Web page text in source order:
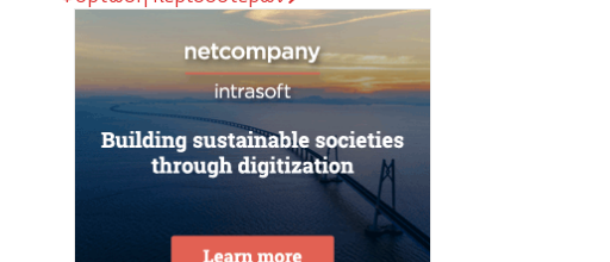
6 Αυγούστου 2026
ΟΠΕΚΑ: Αύριο η δεύτερη πληρωμή των
δικαιούχων του Λογαριασμού Αγροτικής
Εστίας
6 Αυγούστου 2026
CrediaBank: Στα 53,6 εκατ. ευρώ τα